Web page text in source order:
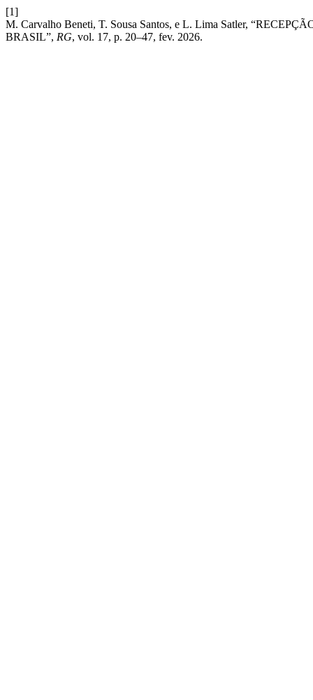
[1]
M. Carvalho Beneti, T. Sousa Santos, e L. Lima Satler,
BRASIL”, RG, vol. 17, p. 20–47, fev. 2026.